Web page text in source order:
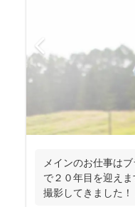
メインのお仕事は
で２０年目を迎え
撮影してきました